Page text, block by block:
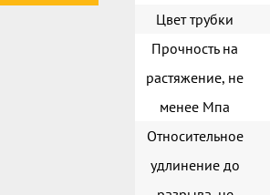
Цвет трубки
Прочность на
растяжение, не
менее Мпа
Относительное
удлинение до